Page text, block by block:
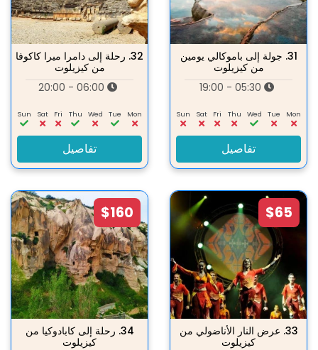
31. جولة إلى باموكالي يومين
من كيزيلوت
Mon
Tue
Wed
Thu
Fri
Sat
Sun
تفاصيل
32. رحلة إلى دامرا ميرا كاكوفا
من كيزيلوت
Mon
Tue
Wed
Thu
Fri
Sat
Sun
تفاصيل
$65
33. عرض النار الأناضولي من
كيزيلوت
$160
34. رحلة إلى كابادوكيا من
كيزيلوت